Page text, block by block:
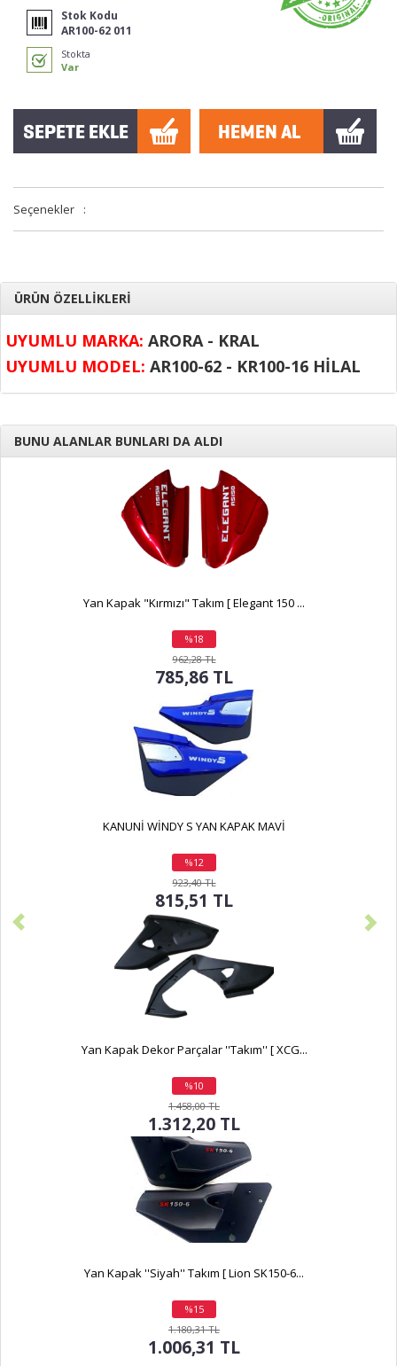
Stok Kodu
AR100-62 011
Stokta
Var
Seçenekler :
ÜRÜN ÖZELLİKLERİ
UYUMLU MARKA: ARORA - KRAL
UYUMLU MODEL: AR100-62 - KR100-16 HİLAL
BUNU ALANLAR BUNLARI DA ALDI
Yan Kapak "Kırmızı" Takım [ Elegant 150 ...
%18
indirim
962,28 TL
785,86 TL
KANUNİ WİNDY S YAN KAPAK MAVİ
%12
indirim
923,40 TL
815,51 TL
Yan Kapak Dekor Parçalar ''Takım'' [ XCG...
%10
indirim
1.458,00 TL
1.312,20 TL
Yan Kapak ''Siyah'' Takım [ Lion SK150-6...
%15
indirim
1.180,31 TL
1.006,31 TL